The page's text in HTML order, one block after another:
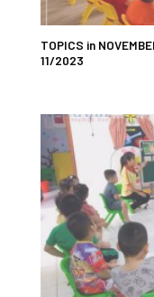
TOPICS in
11/2023